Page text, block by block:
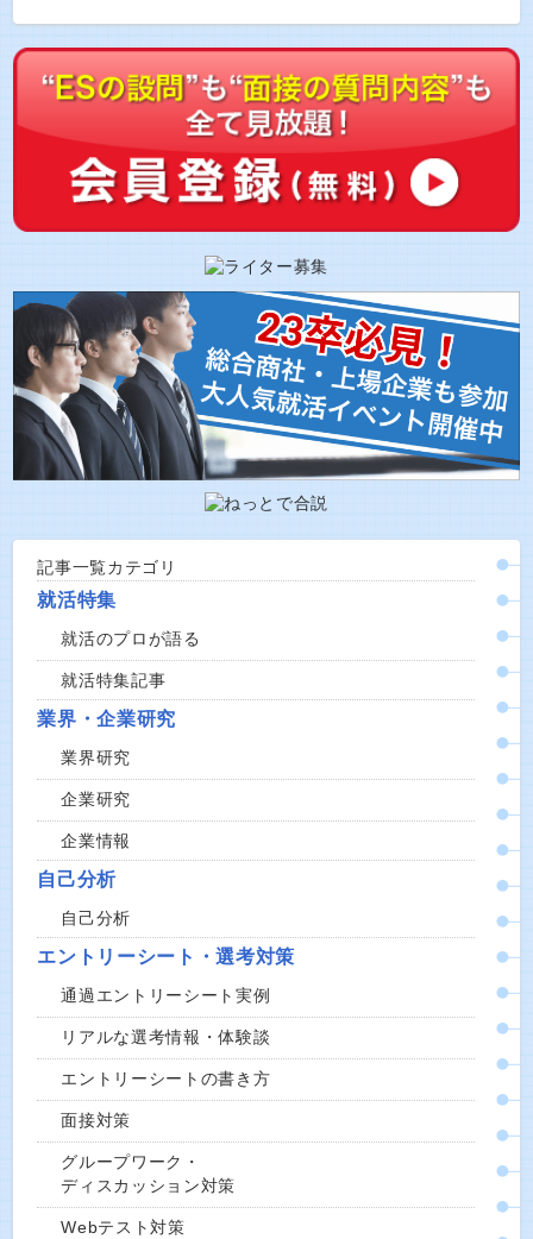
記事一覧カテゴリ
就活特集
就活のプロが語る
就活特集記事
業界・企業研究
業界研究
企業研究
企業情報
自己分析
自己分析
エントリーシート・選考対策
通過エントリーシート実例
リアルな選考情報・体験談
エントリーシートの書き方
面接対策
グループワーク・
ディスカッション対策
Webテスト対策